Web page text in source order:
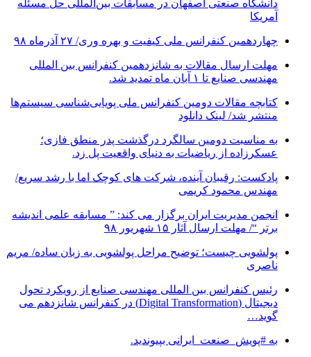
دانشگاه صنعتی اصفهان در مسابقات بین‌المللی حل مسئله
آمریکا
چهاردهمین کنفرانس ملی کیفیت و بهره وری/ ۲۷ آذرماه ۹۸
مهلت ارسال مقالات به شانزدهمین کنفرانس بین المللی
مهندسی صنایع تا ۱ آبان ماه تمدید شد.
کتابچه مقالات دومین کنفرانس ملی پویایی‌شناسی سیستم‌ها
منتشر شد/ لینک دانلود
به مناسبت دومین سالگرد درگذشت پدر منطق فازی؛
عسکرزاده از ریاضیات به دنیای واقعیت پل زد.
پادکست: رقیبان آینده، شرکت های کوچک اما با رشد سریع/
مهندس محمود کریمی
انجمن مدیریت ایران برگزار می کند: ” مسابقه علمی اندیشه
برتر “/ مهلت ارسال آثار ۱۵ شهریور ۹۸
پولشویی چیست؛ توضیح مراحل پولشویی به زبان ساده/ مریم
ناصری
رئیس کنفرانس بین المللی مهندسی صنایع از رویکرد تحول
دیجیتال (Digital Transformation) در کنفرانس شانزدهم می
گوید…
به #پویش_صنعت_ایرانی بپیوندید.